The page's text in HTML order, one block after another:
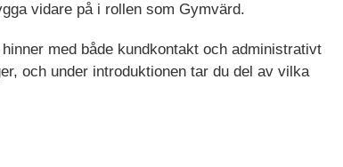
vidare på i rollen som Gymvärd.
med både kundkontakt och administrativt
och under introduktionen tar du del av vilka